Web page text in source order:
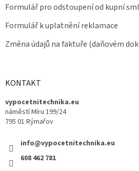
Formulář pro odstoupení od kupní
Formulář k uplatnění reklamace
Změna údajů na faktuře (daňovém
KONTAKT
vypocetnitechnika.eu
náměstí Míru 199/24
795 01 Rýmařov
info@vypocetnitechnika.eu
608 462 781